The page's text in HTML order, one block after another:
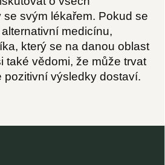
svým lékařem. Pokud se
medicínu,
který se na danou oblast
také vědomi, že může trvat
pozitivní výsledky dostaví.